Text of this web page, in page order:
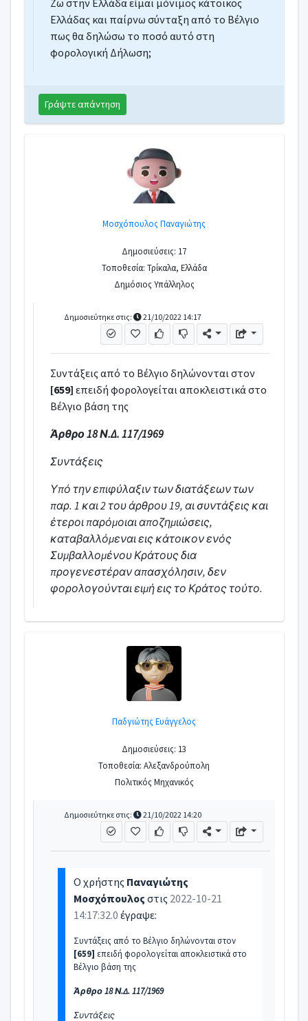
Έλεγχος σε επιχείρηση εστίασης
Έλεγχος από ΔΟΥ
ΕΝΦΙΑ σε αποθηκευτικό χώρο εταιρίας ΑΕ
Διαφορά ακινήτου στο Ε9 και στο
Ζω στην Ελλάδα είμαι μόνιμος κάτοικος
Ελλάδας και παίρνω σύνταξη από το Βέλγιο
πως θα δηλώσω το ποσό αυτό στη
φορολογική Δήλωση;
Γράψτε απάντηση
Μοσχόπουλος Παναγιώτης
Δημοσιεύσεις: 17
Τοποθεσία: Τρίκαλα, Ελλάδα
Δημόσιος Υπάλληλος
Δημοσιεύτηκε στις: 21/10/2022 14:17
Συντάξεις από το Βέλγιο δηλώνονται στον
[659] επειδή φορολογείται αποκλειστικά στο
Βέλγιο βάση της
Άρθρο 18 Ν.Δ. 117/1969
Συντάξεις
Υπό την επιφύλαξιν των διατάξεων των
παρ. 1 και 2 του άρθρου 19, αι συντάξεις και
έτεροι παρόμοιαι αποζημιώσεις,
καταβαλλόμεναι εις κάτοικον ενός
Συμβαλλομένου Κράτους δια
προγενεστέραν απασχόλησιν, δεν
φορολογούνται ειμή εις το Κράτος τούτο.
Παδγιώτης Ευάγγελος
Δημοσιεύσεις: 13
Τοποθεσία: Αλεξανδρούπολη
Πολιτικός Μηχανικός
Δημοσιεύτηκε στις: 21/10/2022 14:20
Ο χρήστης Παναγιώτης
Μοσχόπουλος στις 2022-10-21
14:17:32.0 έγραψε:
Συντάξεις από το Βέλγιο δηλώνονται στον
[659] επειδή φορολογείται αποκλειστικά στο
Βέλγιο βάση της
Άρθρο 18 Ν.Δ. 117/1969
Συντάξεις